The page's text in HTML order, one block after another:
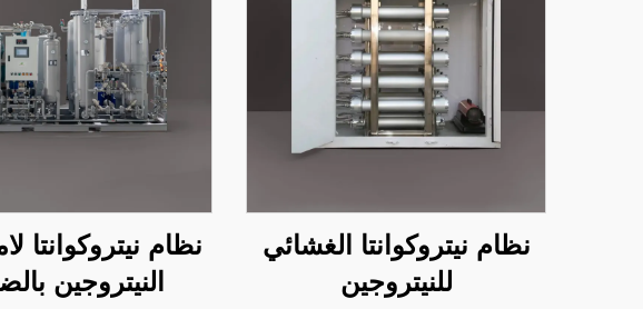
نظام نيتروكوانتا الغشائي
للنيتروجين
نظام نيتروكوانتا
النيتروجين